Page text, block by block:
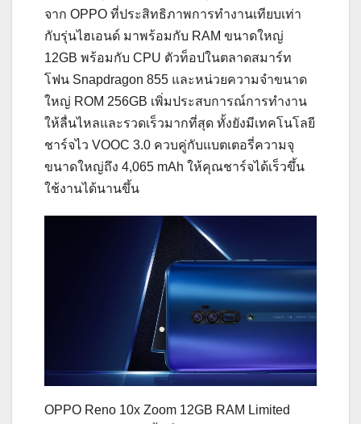
จาก OPPO ที่ประสิทธิภาพการทำงานเทียบเท่า
กับรุ่นไฮเอนด์ มาพร้อมกับ RAM ขนาดใหญ่
12GB พร้อมกับ CPU ตัวท็อปในตลาดสมาร์ท
โฟน Snapdragon 855 และหน่วยความจำขนาด
ใหญ่ ROM 256GB เพิ่มประสบการณ์การทำงาน
ให้ลื่นไหลและรวดเร็วมากที่สุด ทั้งยังมีเทคโนโลยี
ชาร์จไว VOOC 3.0 ควบคู่กับแบตเตอรี่ความจุ
ขนาดใหญ่ถึง 4,065 mAh ให้คุณชาร์จได้เร็วขึ้น
ใช้งานได้นานขึ้น
OPPO Reno 10x Zoom 12GB RAM Limited